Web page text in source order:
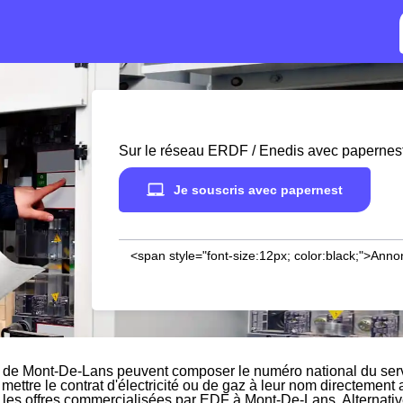
Sur le réseau ERDF / Enedis avec
Je souscris avec papernest
<span style="font-size:12px;
Mont-De-Lans peuvent composer le numéro national du
le contrat d'électricité ou de gaz à leur nom
offres commercialisées par EDF à Mont-De-Lans.